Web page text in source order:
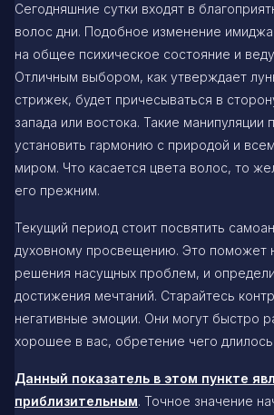
Сегодняшние сутки входят в
волос дни. Подобное изменение
на общее психическое состояние и
Отличным выбором, как утверждает
стрижек, будет причесываться в
запада или востока. Такие манипуляции
установить гармонию с природой и
миром. Что касается цвета волос, то
его прежним.
Текущий период стоит посвятить
духовному просвещению. Это поможет
решения насущных проблем, и
достижения мечтаний. Старайтесь
негативные эмоции. Они могут быстро
хорошее в вас, обретение чего
Данный показатель в этом пункте
приблизительным. Точное значение